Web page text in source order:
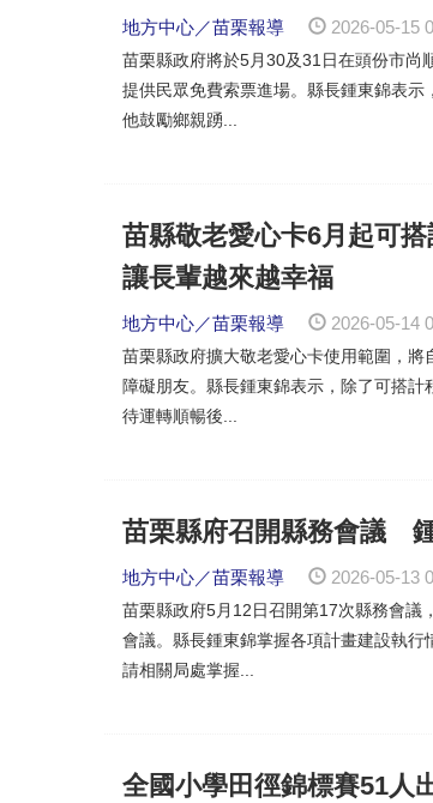
地方中心／苗栗報導 2026-05-15
苗栗縣政府將於5月30及31日在頭份市尚
提供民眾免費索票進場。縣長鍾東錦表示
他鼓勵鄉親踴...
苗縣敬老愛心卡6月起可
讓長輩越來越幸福
地方中心／苗栗報導 2026-05-14
苗栗縣政府擴大敬老愛心卡使用範圍，
障礙朋友。縣長鍾東錦表示，除了可搭計
待運轉順暢後...
苗栗縣府召開縣務會議
地方中心／苗栗報導 2026-05-13
苗栗縣政府5月12日召開第17次縣務會議
會議。縣長鍾東錦掌握各項計畫建設執
請相關局處掌握...
全國小學田徑錦標賽51